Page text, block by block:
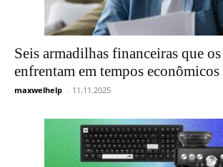
Seis armadilhas financeiras que
enfrentam em tempos
maxwelhelp - 11.11.2025